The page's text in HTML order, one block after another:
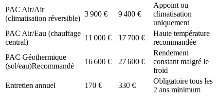
PAC Air/Air
(climatisation réversible)
3 900 € 9 400 €
Appoint ou
climatisation
uniquement
PAC Air/Eau (chauffage
central)
11 000 € 17 700 €
Haute température
recommandée
PAC Géothermique
(sol/eau)Recommandé
16 600 € 27 600 €
Rendement
constant malgré le
froid
Entretien annuel
170 € 330 €
Obligatoire tous les
2 ans minimum